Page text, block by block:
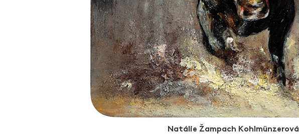
Natálie Žampach Kohlmünzerová